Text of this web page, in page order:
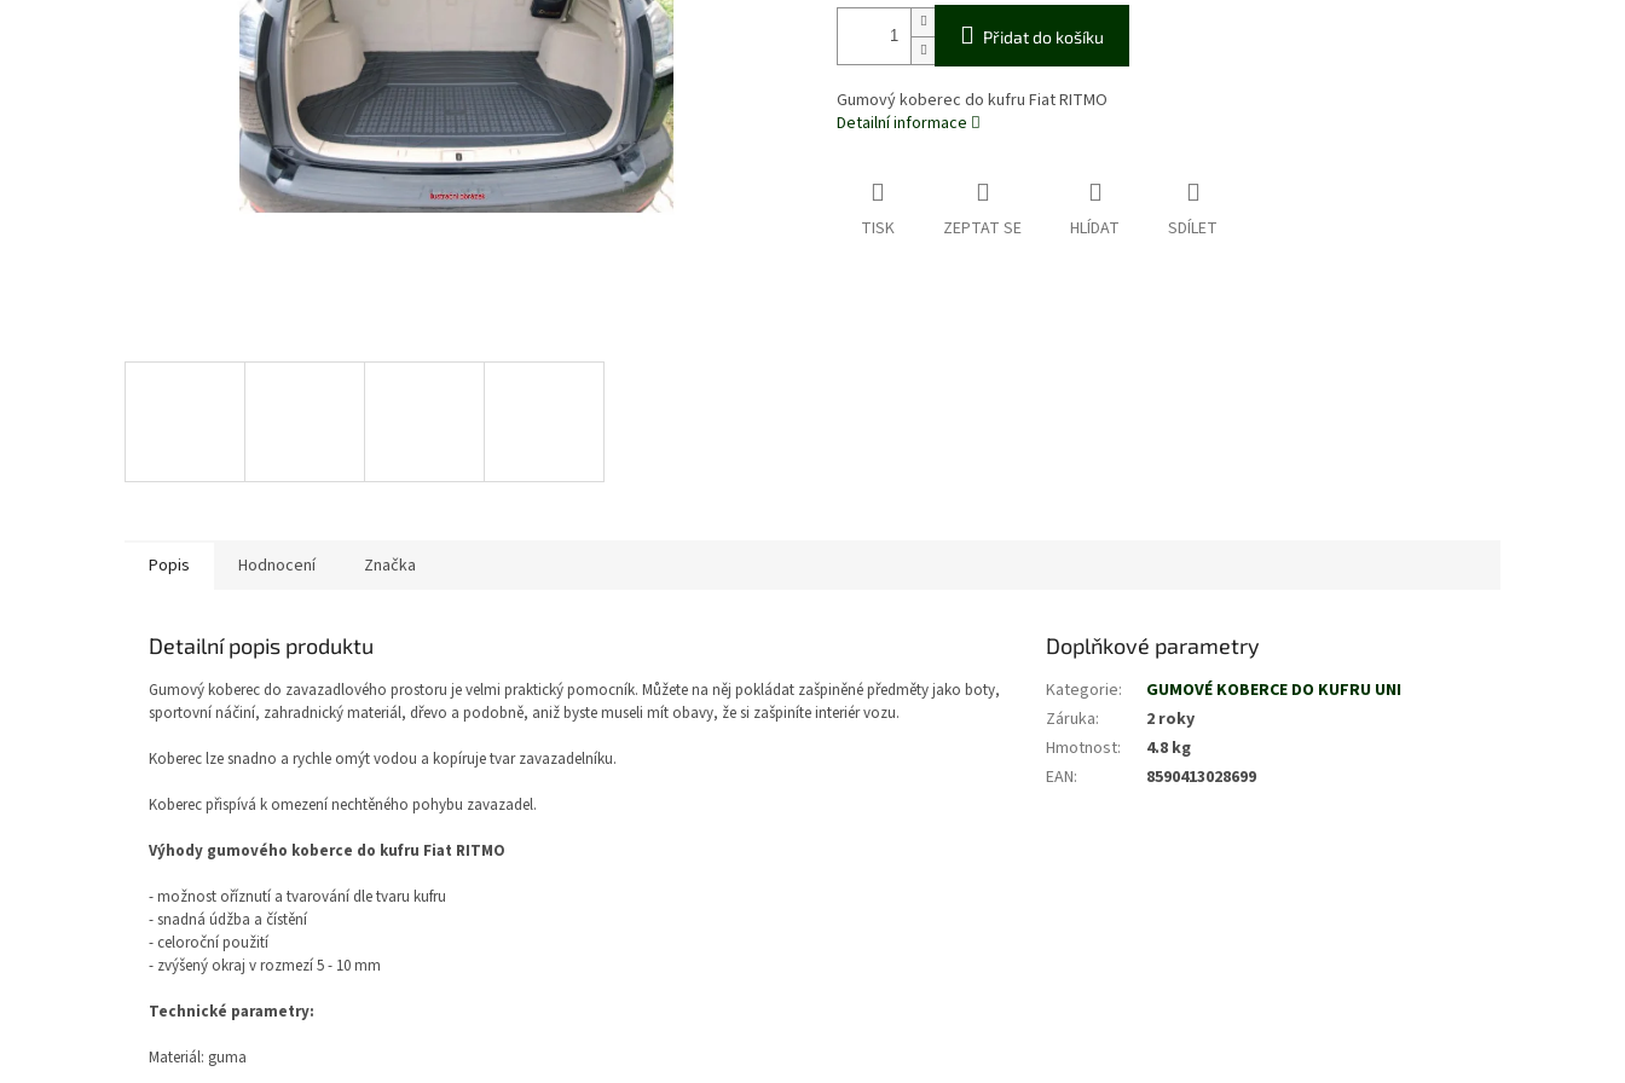
Přidat do košíku
Gumový koberec do kufru Fiat RITMO
Detailní informace
TISK ZEPTAT SE HLÍDAT SDÍLET
Popis Hodnocení Značka
Detailní popis produktu
Gumový koberec do zavazadlového prostoru je velmi praktický pomocník. Můžete na něj pokládat zašpiněné předměty jako boty,
sportovní náčiní, zahradnický materiál, dřevo a podobně, aniž byste museli mít obavy, že si zašpiníte interiér vozu.
Koberec lze snadno a rychle omýt vodou a kopíruje tvar zavazadelníku.
Koberec přispívá k omezení nechtěného pohybu zavazadel.
Výhody gumového koberce do kufru Fiat RITMO
- možnost oříznutí a tvarování dle tvaru kufru
- snadná údžba a čístění
- celoroční použití
- zvýšený okraj v rozmezí 5 - 10 mm
Technické parametry:
Materiál: guma
Doplňkové parametry
Kategorie:
GUMOVÉ KOBERCE DO KUFRU UNI
Záruka:
2 roky
Hmotnost:
4.8 kg
EAN: 8590413028699